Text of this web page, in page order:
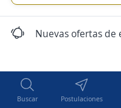
Buscar Postulaciones
Nuevas ofertas de